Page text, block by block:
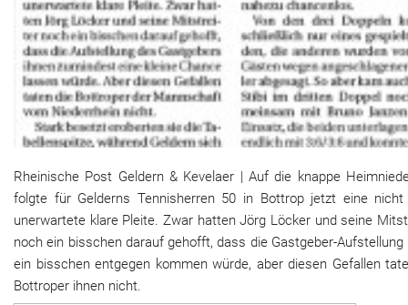
Rheinische Post Geldern & Kevelaer | Auf die knappe
folgte für Gelderns Tennisherren 50 in Bottrop jetzt eine nicht
unerwartete klare Pleite. Zwar hatten Jörg Löcker und seine
noch ein bisschen darauf gehofft, dass die Gastgeber-Aufstellung
ein bisschen entgegen kommen würde, aber diesen Gefallen
Bottroper ihnen nicht.